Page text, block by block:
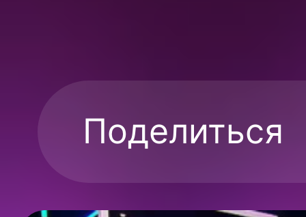
Поделиться